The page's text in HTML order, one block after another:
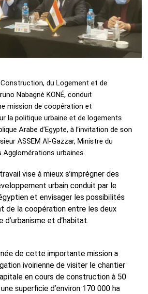
du Logement et de
Nabagné KONÉ, conduit
mission de coopération et
la politique urbaine et de logements
Arabe d’Egypte, à l’invitation de son
ASSEM Al-Gazzar, Ministre du
urbaines.
vise à mieux s’imprégner des
urbain conduit par le
et envisager les possibilités
de la coopération entre les deux
d’urbanisme et d’habitat.
de cette importante mission a
ivoirienne de visiter le chantier
en cours de construction à 50
superficie d’environ 170 000 ha